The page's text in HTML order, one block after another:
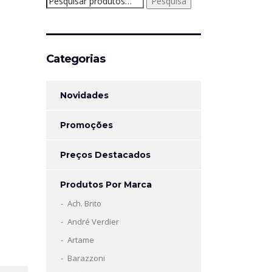
por:
Categorias
Novidades
Promoções
Preços Destacados
Produtos Por Marca
Ach. Brito
André Verdier
Artame
Barazzoni